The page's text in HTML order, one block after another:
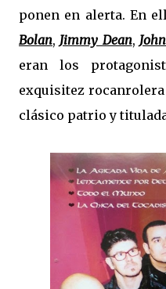
ponen en alerta. En
Bolan, Jimmy Dean,
eran los
exquisitez
clásico patrio y